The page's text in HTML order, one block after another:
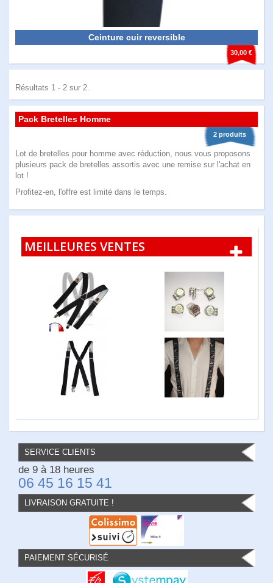
30,00 €
Ceinture cuir reversible
Résultats 1 - 2 sur 2.
2 produits
Pack Bretelles Homme
Lot de bretelles pour homme avec réduction, nous vous proposons
plusieurs pack de bretelles assortis avec une remise sur l'achat en
lot !
Profitez-en, l'offre est limité dans le temps.
MEILLEURES VENTES
SERVICE CLIENTS
de 9 à 18 heures
06 45 16 15 41
LIVRAISON GRATUITE !
PAIEMENT SÉCURISÉ